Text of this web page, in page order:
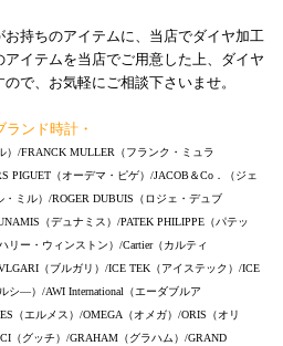
持ちのアイテムに、当店でダイヤ加工
イテムを当店でご用意した上、ダイヤ
で、お気軽にご相談下さいませ。
ランド時計・
）/FRANCK MULLER（フランク・ミュラ
PIGUET（オーデマ・ピゲ）/JACOB＆Co．（ジェ
ミル）/ROGER DUBUIS（ロジェ・デュブ
（デュナミス）/PATEK PHILIPPE（パテッ
リー・ウィンストン）/Cartier（カルティ
（ブルガリ）/ICE TEK（アイステック）/ICE
シ―）/AWI International（エーダブルア
（エルメス）/OMEGA（オメガ）/ORIS（オリ
（グッチ）/GRAHAM（グラハム）/GRAND